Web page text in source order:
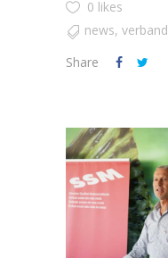
0 likes
news, verband
Share